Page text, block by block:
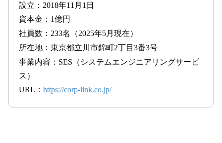
設立：2018年11月1日
資本金：1億円
社員数：233名（2025年5月現在）
所在地：東京都立川市錦町2丁目3番3号
事業内容：SES（システムエンジニアリングサービ
ス）
URL： https://corp-link.co.jp/